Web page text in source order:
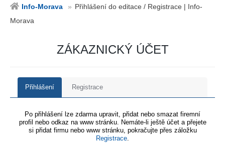
Info-Morava
Přihlášení do editace / Registrace | Info-
Morava
ZÁKAZNICKÝ ÚČET
Přihlášení Registrace
Po přihlášení lze zdarma upravit, přidat nebo smazat firemní
profil nebo odkaz na www stránku. Nemáte-li ještě účet a přejete
si přidat firmu nebo www stránku, pokračujte přes záložku
Registrace.